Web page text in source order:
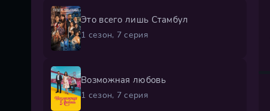
Это всего лишь Стамбул
1 сезон, 7 серия
Возможная любовь
1 сезон, 7 серия